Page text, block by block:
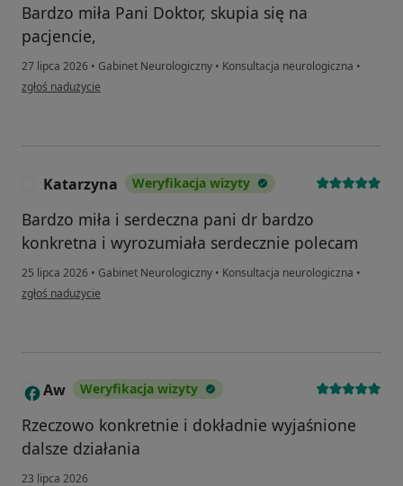
Bardzo miła Pani Doktor, skupia się na
pacjencie,
27 lipca 2026 • Gabinet Neurologiczny • Konsultacja neurologiczna •
w opinii użytkownika BK
zgłoś nadużycie
Katarzyna Weryfikacja wizyty
Bardzo miła i serdeczna pani dr bardzo
konkretna i wyrozumiała serdecznie polecam
25 lipca 2026 • Gabinet Neurologiczny • Konsultacja neurologiczna •
w opinii użytkownika Katarzyna
zgłoś nadużycie
A Aw Weryfikacja wizyty
Rzeczowo konkretnie i dokładnie wyjaśnione
dalsze działania
23 lipca 2026